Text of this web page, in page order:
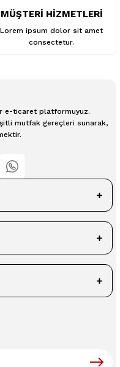
MÜŞTERİ HİZMETLERİ
Lorem ipsum dolor sit amet
consectetur.
e-ticaret platformuyuz.
mutfak gereçleri sunarak,